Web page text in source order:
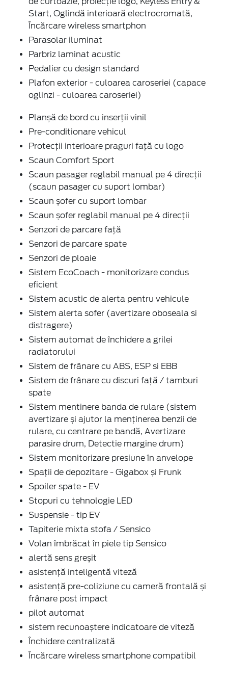
Start, Oglindă interioară electrocromată,
Încărcare wireless smartphon
Parasolar iluminat
Parbriz laminat acustic
Pedalier cu design standard
Plafon exterior - culoarea caroseriei (capace
oglinzi - culoarea caroseriei)
Planșă de bord cu inserții vinil
Pre-conditionare vehicul
Protecții interioare praguri față cu logo
Scaun Comfort Sport
Scaun pasager reglabil manual pe 4 direcții
(scaun pasager cu suport lombar)
Scaun șofer cu suport lombar
Scaun șofer reglabil manual pe 4 direcții
Senzori de parcare față
Senzori de parcare spate
Senzori de ploaie
Sistem EcoCoach - monitorizare condus
eficient
Sistem acustic de alerta pentru vehicule
Sistem alerta sofer (avertizare oboseala si
distragere)
Sistem automat de închidere a grilei
radiatorului
Sistem de frânare cu ABS, ESP si EBB
Sistem de frânare cu discuri față / tamburi
spate
Sistem mentinere banda de rulare (sistem
avertizare și ajutor la menținerea benzii de
rulare, cu centrare pe bandă, Avertizare
parasire drum, Detectie margine drum)
Sistem monitorizare presiune în anvelope
Spații de depozitare - Gigabox și Frunk
Spoiler spate - EV
Stopuri cu tehnologie LED
Suspensie - tip EV
Tapiterie mixta stofa / Sensico
Volan îmbrăcat în piele tip Sensico
alertă sens greșit
asistență inteligentă viteză
asistență pre-coliziune cu cameră frontală și
frânare post impact
pilot automat
sistem recunoaștere indicatoare de viteză
Închidere centralizată
Încărcare wireless smartphone compatibil